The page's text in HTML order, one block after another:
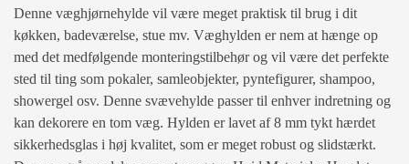
Denne væghjørnehylde vil være meget praktisk til brug i dit
køkken, badeværelse, stue mv. Væghylden er nem at hænge op
med det medfølgende monteringstilbehør og vil være det perfekte
sted til ting som pokaler, samleobjekter, pyntefigurer, shampoo,
showergel osv. Denne svævehylde passer til enhver indretning og
kan dekorere en tom væg. Hylden er lavet af 8 mm tykt hærdet
sikkerhedsglas i høj kvalitet, som er meget robust og slidstærkt.